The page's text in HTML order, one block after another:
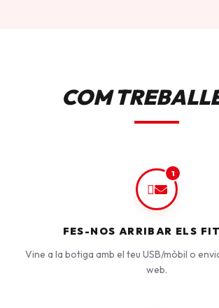
COM
1
FES-NOS ARRIBAR ELS
Vine a la botiga amb el teu USB/mòbil o
web.